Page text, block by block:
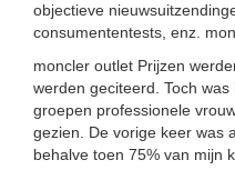
objectieve
consumententests, enz.
moncler outlet Prijzen
werden geciteerd. Toch
groepen professionele
gezien. De vorige keer was
behalve toen 75% van mijn